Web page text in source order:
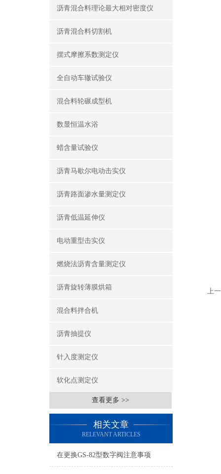
沥青混合料理论最大相对密度仪
沥青混合料切割机
摆式摩擦系数测定仪
全自动车辙试验仪
混合料轮碾成型机
数显恒温水浴
蜡含量试验仪
沥青马歇尔电动击实仪
沥青路面渗水量测定仪
沥青低温延伸仪
电动重型击实仪
燃烧法沥青含量测定仪
沥青旋转薄膜烘箱
混合料拌合机
沥青抽提仪
针入度测定仪
软化点测定仪
查看更多 >>
相关文章
RELEVANT ARTICLES
在更换GS-82型数字阀注意事项
上